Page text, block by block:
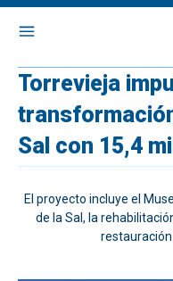
Torrevieja
Sal con 15,4
El proyecto incluye el
de la Sal, la